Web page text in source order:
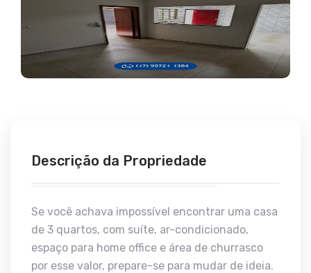
Descrição da Propriedade
Se você achava impossível encontrar uma casa
de 3 quartos, com suíte, ar-condicionado,
espaço para home office e área de churrasco
por esse valor, prepare-se para mudar de ideia.